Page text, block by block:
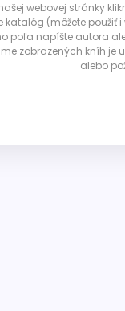
webovej stránky
katalóg (môžete použiť
poľa napíšte autora
zobrazených kníh je
alebo